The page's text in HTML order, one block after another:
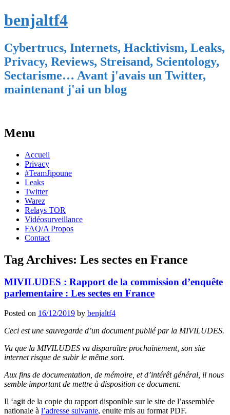
benjaltf4
Cybertrucs, Internets, Hacktivism, Leaks,
Privacy, Reviews, Streisand, Scientology,
Sectarisme… Avant j'avais un Twitter,
maintenant j'ai un blog
Menu
Skip
content
Accueil
Privacy
#TeamJipoune
Leaks
Twitter
Warez
Relays TOR
Vidéosurveillance
FAQ/A Propos
Contact
Tag Archives: Les sectes en France
MIVILUDES : Rapport de la commission d’enquête
parlementaire : Les sectes en France
Posted on 16/12/2019 by benjaltf4
Ceci est une sauvegarde d’un document publié par la MIVILUDES.
Vu que la MIVILUDES va disparaître prochainement, son site
internet risque de subir le même sort.
Aux fins de documentation, de mémoire, et d’intérêt général, il nous
semble important de mettre à disposition ce document.
Il ‘agit de la copie du rapport disponible sur le site de l’assemblée
nationale à l’adresse suivante, enuite mis au format PDF.